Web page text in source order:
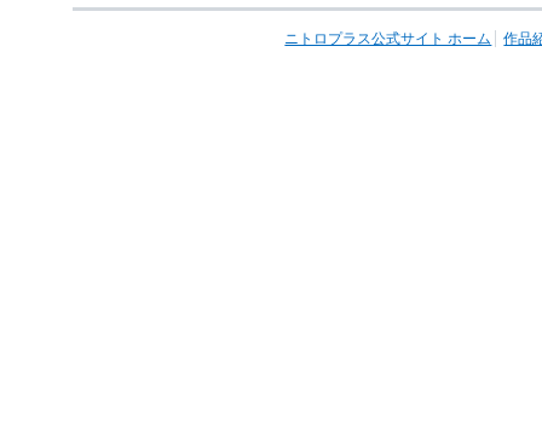
ニトロプラス公式サイト ホーム 作品